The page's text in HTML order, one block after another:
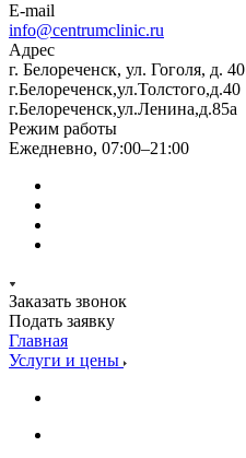
E-mail
info@centrumclinic.ru
Адрес
г. Белореченск, ул. Гоголя, д. 40
г.Белореченск,ул.Толстого,д.40
г.Белореченск,ул.Ленина,д.85а
Режим работы
Ежедневно, 07:00–21:00
Заказать звонок
Подать заявку
Главная
Услуги и цены